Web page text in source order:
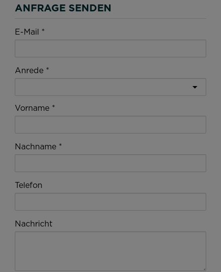
ANFRAGE SENDEN
E-Mail
Anrede
Vorname
Nachname
Telefon
Nachricht